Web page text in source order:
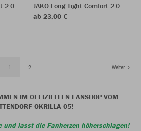
2.0
JAKO Long Tight Comfort 2.0
ab 23,00 €
1 2 Weiter
IM OFFIZIELLEN FANSHOP VOM
OKRILLA 05!
und lasst die Fanherzen höherschlagen!